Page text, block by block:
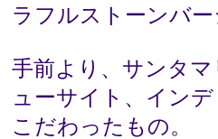
ラフルストーンバ
手前より、サンタ
ューサイト、イン
こだわったもの。